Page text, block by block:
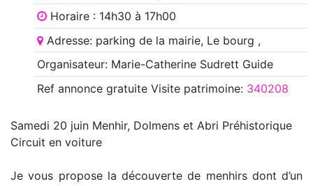
Horaire : 14h30 à 17h00
Adresse: parking de la mairie, Le bourg ,
Organisateur: Marie-Catherine Sudrett Guide
Ref annoncegratuite Visite patrimoine: 340208
Samedi 20 juin Menhir, Dolmens et Abri Préhistorique
Circuit en voiture
Je vous propose la découverte de menhirs dont d’un